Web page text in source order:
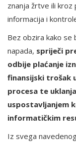
znanja žrtve ili kroz
informacija i
Bez obzira kako se
napada, spriječi
odbije plaćanje
finansijski trošak
procesa te
uspostavljanjem
informatičkim
Iz svega